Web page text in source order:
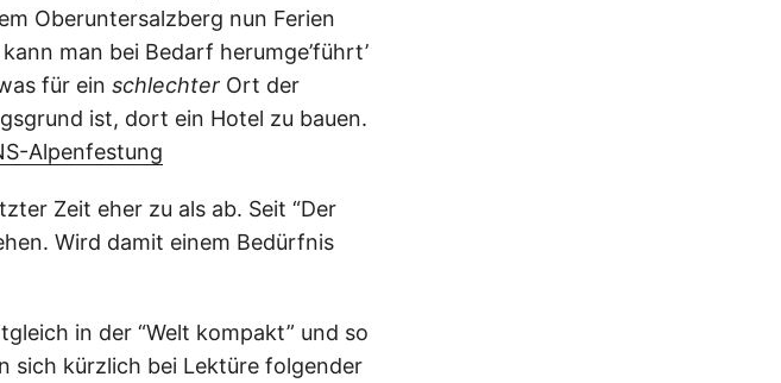
Oberuntersalzberg nun Ferien
man bei Bedarf herumge’führt’
für ein schlechter Ort der
ist, dort ein Hotel zu bauen.
Alpenfestung
Zeit eher zu als ab. Seit “Der
Wird damit einem Bedürfnis
in der “Welt kompakt” und so
sich kürzlich bei Lektüre folgender